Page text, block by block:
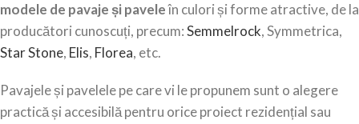
modele de pavaje și paveleîn culori și forme atractive, de la
producători cunoscuți, precum:Semmelrock, Symmetrica,
Star Stone, Elis, Florea, etc.
Pavajele și pavelele pe care vi le propunem sunt o alegere
practică și accesibilă pentru orice proiect rezidențial sau